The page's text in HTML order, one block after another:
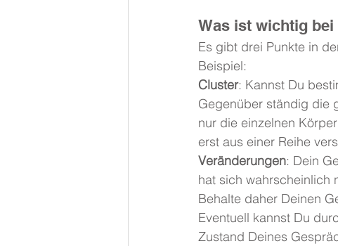
Was ist wichtig
Es gibt drei Punkte in
Beispiel:
Cluster: Kannst Du
Gegenüber ständig die
nur die einzelnen
erst aus einer Reihe
Veränderungen: Dein
hat sich wahrscheinlich
Behalte daher Deinen
Eventuell kannst Du
Zustand Deines